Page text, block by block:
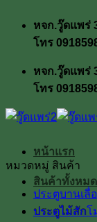
เนื้อหา
หจก.วู๊ดแพร่
โทร
หจก.วู๊ดแพร่
โทร
หน้าแรก
สินค้าทั้งหมด
ประตูไม้สัก
หมวดหมู่ สินค้า
ประตูบานเลื่
ประตูไม้สักโ